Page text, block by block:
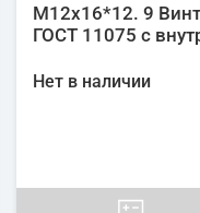
М12х16*12. 9
ГОСТ 11075 с
Нет в наличии